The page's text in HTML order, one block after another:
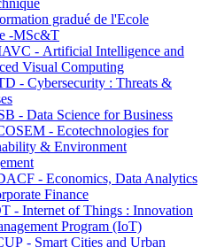
gradué de l'Ecole
-MSc&T
- Artificial Intelligence and
Visual Computing
- Cybersecurity : Threats &
- Data Science for Business
- Ecotechnologies for
& Environment
- Economics, Data Analytics
Finance
- Internet of Things : Innovation
Program (IoT)
- Smart Cities and Urban